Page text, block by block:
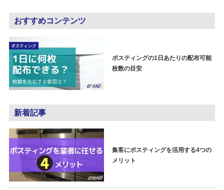
おすすめコンテンツ
ポスティングの1日あたりの配布可能
枚数の目安
新着記事
集客にポスティングを活用する4つの
メリット